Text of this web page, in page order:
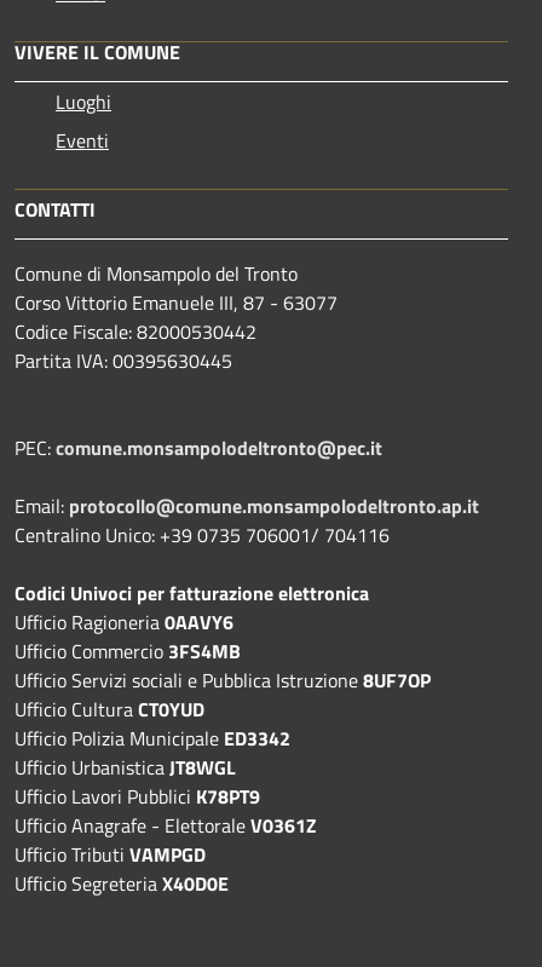
VIVERE IL COMUNE
Luoghi
Eventi
CONTATTI
Comune di Monsampolo del Tronto
Corso Vittorio Emanuele III, 87 - 63077
Codice Fiscale: 82000530442
Partita IVA: 00395630445
PEC:comune.monsampolodeltronto@pec.it
Email: protocollo@comune.monsampolodeltronto.ap.it
Centralino Unico: +39 0735 706001/ 704116
Codici Univoci per fatturazione elettronica
Ufficio Ragioneria0AAVY6
Ufficio Commercio 3FS4MB
Ufficio Servizi sociali e Pubblica Istruzione8UF7OP
Ufficio CulturaCT0YUD
Ufficio Polizia Municipale ED3342
Ufficio UrbanisticaJT8WGL
Ufficio Lavori Pubblici K78PT9
Ufficio Anagrafe - ElettoraleV0361Z
Ufficio Tributi VAMPGD
Ufficio SegreteriaX40D0E